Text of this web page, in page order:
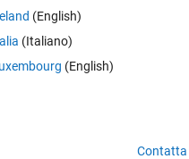
(English)
(Italiano)
(English)
Contatta